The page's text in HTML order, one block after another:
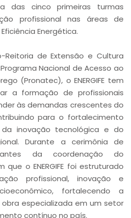
das cinco primeiras turmas
profissional nas áreas de
Energética.
Reitoria de Extensão e Cultura
Nacional de Acesso ao
(Pronatec), o ENERGIFE tem
a formação de profissionais
às demandas crescentes do
para o fortalecimento
inovação tecnológica e do
Durante a cerimônia de
da coordenação do
o ENERGIFE foi estruturado
profissional, inovação e
fortalecendo a
especializada em um setor
contínuo no país.